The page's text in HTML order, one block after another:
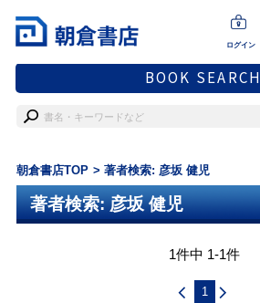
ログイン
BOOK SEARCH
朝倉書店TOP 著者検索: 彦坂 健児
著者検索: 彦坂 健児
1件中 1-1件
1